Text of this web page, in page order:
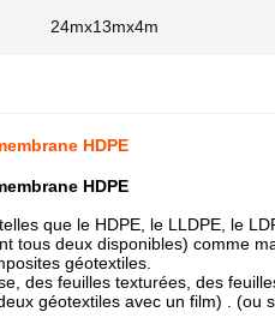
24mx13mx4m
HDPE
HDPE
que le HDPE, le LLDPE, le
tous deux disponibles) comme
géotextiles.
des feuilles texturées, des
géotextiles avec un film) . (ou